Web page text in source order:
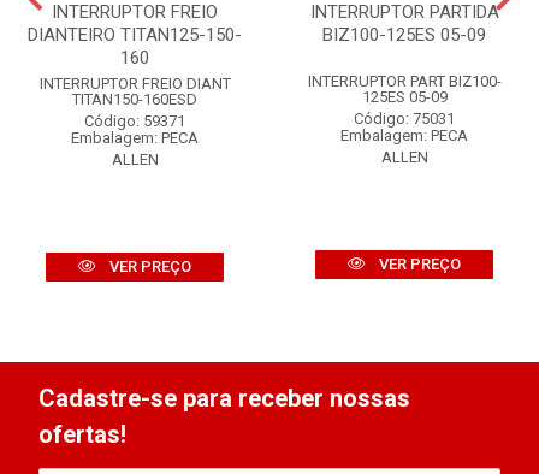
INTERRUPTOR FREIO
DIANTEIRO TITAN125-150-
160
INTERRUPTOR FREIO DIANT
TITAN150-160ESD
Código: 59371
Embalagem: PECA
ALLEN
VER PREÇO
INTERRUPTOR PARTIDA
BIZ100-125ES 05-09
INTERRUPTOR PART BIZ100-
125ES 05-09
Código: 75031
Embalagem: PECA
ALLEN
VER PREÇO
Cadastre-se para receber nossas
ofertas!